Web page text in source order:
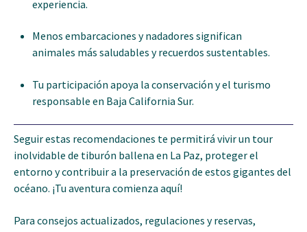
experiencia.
Menos embarcaciones y nadadores significan
animales más saludables y recuerdos sustentables.
Tu participación apoya la conservación y el turismo
responsable en Baja California Sur.
Seguir estas recomendaciones te permitirá vivir un tour
inolvidable de tiburón ballena en La Paz, proteger el
entorno y contribuir a la preservación de estos gigantes del
océano. ¡Tu aventura comienza aquí!
Para consejos actualizados, regulaciones y reservas,